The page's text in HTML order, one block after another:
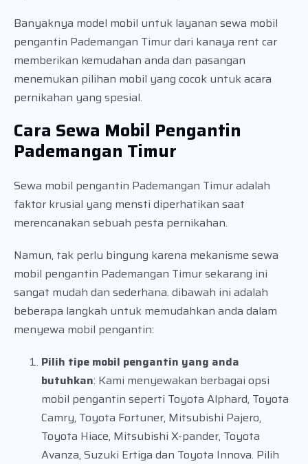
Banyaknya model mobil untuk layanan sewa mobil
pengantin Pademangan Timur dari kanaya rent car
memberikan kemudahan anda dan pasangan
menemukan pilihan mobil yang cocok untuk acara
pernikahan yang spesial.
Cara Sewa Mobil Pengantin
Pademangan Timur
Sewa mobil pengantin Pademangan Timur adalah
faktor krusial yang mensti diperhatikan saat
merencanakan sebuah pesta pernikahan.
Namun, tak perlu bingung karena mekanisme sewa
mobil pengantin Pademangan Timur sekarang ini
sangat mudah dan sederhana. dibawah ini adalah
beberapa langkah untuk memudahkan anda dalam
menyewa mobil pengantin:
Pilih tipe mobil pengantin yang anda
butuhkan: Kami menyewakan berbagai opsi
mobil pengantin seperti Toyota Alphard, Toyota
Camry, Toyota Fortuner, Mitsubishi Pajero,
Toyota Hiace, Mitsubishi X-pander, Toyota
Avanza, Suzuki Ertiga dan Toyota Innova. Pilih